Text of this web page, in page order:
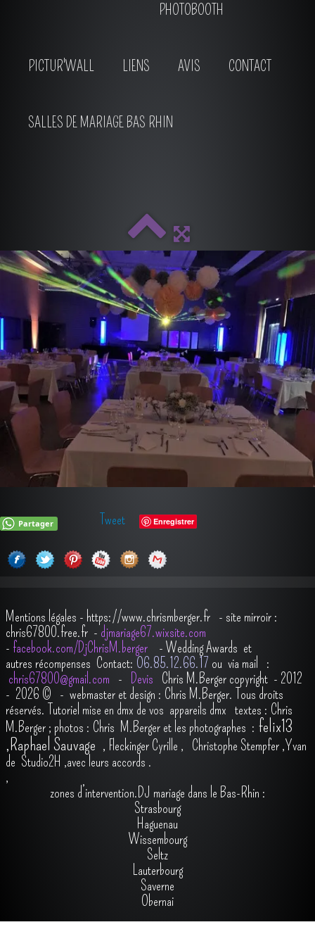
PHOTOBOOTH
PICTUR'WALL LIENS AVIS CONTACT
SALLES DE MARIAGE BAS RHIN
Partager Tweet Enregistrer
Mentions légales - https://www.chrismberger.fr - site mirroir :
chris67800.free.fr - djmariage67.wixsite.com
- facebook.com/DjChrisM.berger - Wedding Awards et
autres récompenses Contact: O6.85.12.66.17 ou via mail :
chris67800@gmail.com - Devis Chris M.Berger copyright - 2012
- 2026 © - webmaster et design : Chris M.Berger. Tous droits
réservés. Tutoriel mise en dmx de vos appareils dmx textes : Chris
M.Berger ; photos : Chris M.Berger et les photographes : felix13
,Raphael Sauvage , Fleckinger Cyrille , Christophe Stempfer ,Yvan
de Studio2H ,avec leurs accords .
,
zones d’intervention.DJ mariage dans le Bas-Rhin :
Strasbourg
Haguenau
Wissembourg
Seltz
Lauterbourg
Saverne
Obernai